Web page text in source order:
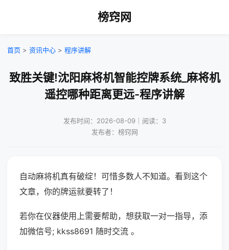
榜窍网
首页 > 资讯中心 > 程序讲解
致胜关键!沈阳麻将机智能控牌系统_麻将机
遥控哪种距离更远-程序讲解
发布时间：2026-08-09｜阅读：3
发布者：榜窍网
自动麻将机真有破绽！可惜多数人不知道。看到这个
文章，你的牌运就要转了！
若你在仪器使用上需要帮助，想获取一对一指导，添
加微信号; kkss8691 随时交流 。